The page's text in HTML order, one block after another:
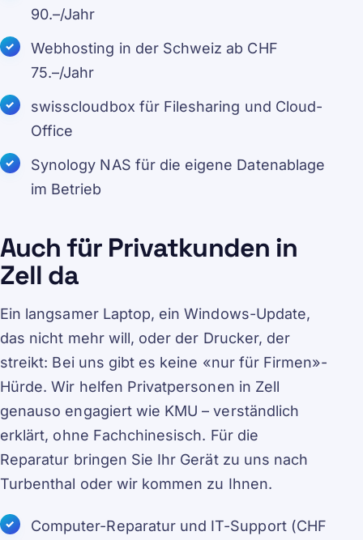
90.–/Jahr
Webhosting in der Schweiz ab CHF
75.–/Jahr
swisscloudbox für Filesharing und Cloud-
Office
Synology NAS für die eigene Datenablage
im Betrieb
Auch für Privatkunden in
Zell da
Ein langsamer Laptop, ein Windows-Update,
das nicht mehr will, oder der Drucker, der
streikt: Bei uns gibt es keine «nur für Firmen»-
Hürde. Wir helfen Privatpersonen in Zell
genauso engagiert wie KMU – verständlich
erklärt, ohne Fachchinesisch. Für die
Reparatur bringen Sie Ihr Gerät zu uns nach
Turbenthal oder wir kommen zu Ihnen.
Computer-Reparatur und IT-Support (CHF